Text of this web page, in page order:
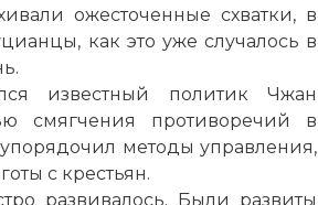
ожесточенные схватки, в
как это уже случалось в
известный политик Чжан
смягчения противоречий в
методы управления,
с крестьян.
развивалось. Были развиты